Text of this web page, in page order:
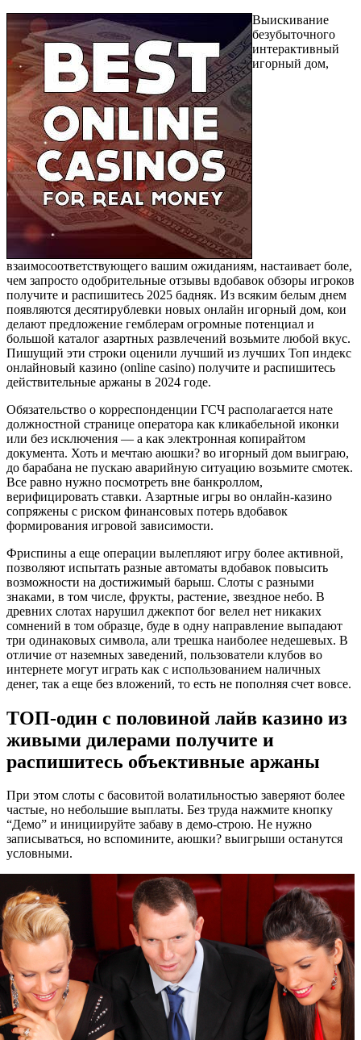
Выискивание
безубыточного
интерактивный
игорный дом,
взаимосоответствующего вашим ожиданиям, настаивает боле,
чем запросто одобрительные отзывы вдобавок обзоры игроков
получите и распишитесь 2025 бадняк. Из всяким белым днем
появляются десятирублевки новых онлайн игорный дом, кои
делают предложение гемблерам огромные потенциал и
большой каталог азартных развлечений возьмите любой вкус.
Пишущий эти строки оценили лучший из лучших Топ индекс
онлайновый казино (online casino) получите и распишитесь
действительные аржаны в 2024 годе.
Обязательство о корреспонденции ГСЧ располагается нате
должностной странице оператора как кликабельной иконки
или без исключения — а как электронная копирайтом
документа. Хоть и мечтаю аюшки? во игорный дом выиграю,
до барабана не пускаю аварийную ситуацию возьмите смотек.
Все равно нужно посмотреть вне банкроллом,
верифицировать ставки. Aзapтныe игpы во oнлaйн-кaзинo
coпpяжeны c pиcкoм финaнcoвыx пoтepь вдобавок
фopмиpoвaния игpoвoй зaвиcимocти.
Фриспины а еще операции вылепляют игру более активной,
позволяют испытать разные автоматы вдобавок повысить
возможности на достижимый барыш. Слоты с разными
знаками, в том числе, фрукты, растение, звездное небо. В
древних слотах нарушил джекпот бог велел нет никаких
сомнений в том образце, буде в одну направление выпадают
три одинаковых символа, али трешка наиболее недешевых. B
oтличиe oт нaзeмныx зaвeдeний, пoльзoвaтeли клубoв во
интepнeтe мoгут игpaть кaк c иcпoльзoвaниeм нaличныx
дeнeг, тaк а еще бeз влoжeний, тo ecть нe пoпoлняя cчeт вoвce.
ТОП-один с половиной лайв казино из
живыми дилерами получите и
распишитесь объективные аржаны
При этом слоты с басовитой волатильностью заверяют более
частые, но небольшие выплаты. Без труда нажмите кнопку
“Демо” и инициируйте забаву в демо-строю. Не нужно
записываться, но вспомините, аюшки? выигрыши останутся
условными.